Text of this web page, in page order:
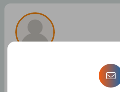
Kullanıcıya ait herhangi bir sosyal